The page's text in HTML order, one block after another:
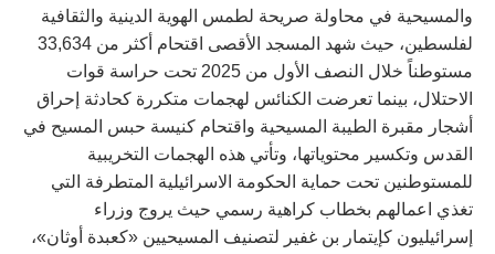
والمسيحية في محاولة صريحة لطمس الهوية الدينية والثقافية
لفلسطين، حيث شهد المسجد الأقصى اقتحام أكثر من 33,634
مستوطناً خلال النصف الأول من 2025 تحت حراسة قوات
الاحتلال، بينما تعرضت الكنائس لهجمات متكررة كحادثة إحراق
أشجار مقبرة الطيبة المسيحية واقتحام كنيسة حبس المسيح في
القدس وتكسير محتوياتها، وتأتي هذه الهجمات التخريبية
للمستوطنين تحت حماية الحكومة الاسرائيلية المتطرفة التي
تغذي اعمالهم بخطاب كراهية رسمي حيث يروج وزراء
إسرائيليون كإيتمار بن غفير لتصنيف المسيحيين «كعبدة أوثان»،